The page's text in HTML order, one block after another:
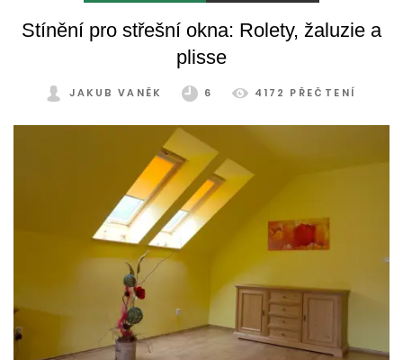
Stínění pro střešní okna: Rolety, žaluzie a
plisse
JAKUB VANĚK 6 4172 PŘEČTENÍ